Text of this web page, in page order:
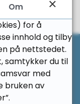
Til
Om
for å
innhold og tilby
på nettstedet.
samtykker du til
med
bruken av